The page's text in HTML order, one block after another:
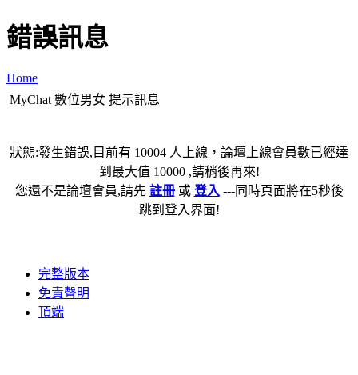
錯誤訊息
Home
MyChat 數位男女 提示訊息
狀態:發生錯誤,目前有 10004 人上線，論壇上線會員數已經達
到最大值 10000 ,請稍後再來!
您還不是論壇會員,請先 註冊或 登入 ---同時頁面將在5秒後
跳到登入界面!
完整版本
免責聲明
頂端